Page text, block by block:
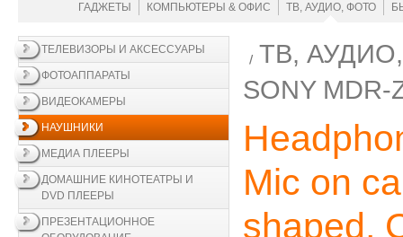
ГАДЖЕТЫ КОМПЬЮТЕРЫ & ОФИС ТВ, АУДИО, ФОТО
ТЕЛЕВИЗОРЫ И АКСЕССУАРЫ
ФОТОАППАРАТЫ
ВИДЕОКАМЕРЫ
НАУШНИКИ
МЕДИА ПЛЕЕРЫ
ДОМАШНИЕ КИНОТЕАТРЫ И
DVD ПЛЕЕРЫ
ПРЕЗЕНТАЦИОННОЕ
ТВ,
SONY MDR-
Mic on
shaped,